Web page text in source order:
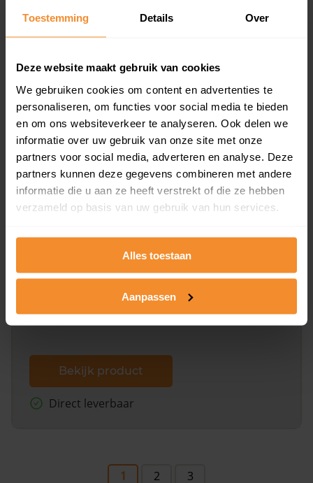
Toestemming Details Over
Deze website maakt gebruik van cookies
We gebruiken cookies om content en advertenties te
personaliseren, om functies voor social media te bieden
en om ons websiteverkeer te analyseren. Ook delen we
informatie over uw gebruik van onze site met onze
partners voor social media, adverteren en analyse. Deze
partners kunnen deze gegevens combineren met andere
informatie die u aan ze heeft verstrekt of die ze hebben
verzameld op basis van uw gebruik van hun services.
Alles toestaan
Aanpassen
Een overzicht van alle verkochte woningen (koopsom
en koopdatum) binnen een postcodegebied. Dit
Bekijk product
Direct leverbaar
Een uitgebreid overzicht van het perceel en
dit inclusief de luchtfoto!
Bekijk product
Direct leverbaar
1 2 3